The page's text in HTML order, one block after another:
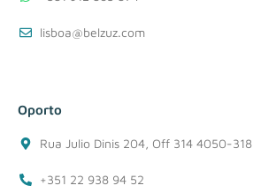
lisboa@belzuz.com
Oporto
Rua Julio Dinis 204, Off 314 4050-318
+351 22 938 94 52